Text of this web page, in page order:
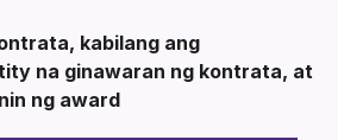
Kontrata
kabilang ang
na ginawaran ng kontrata, at
ng award